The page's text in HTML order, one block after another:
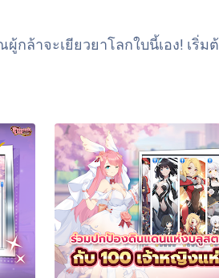
าจะเยียวยาโลกใบนี้เอง! เริ่ม